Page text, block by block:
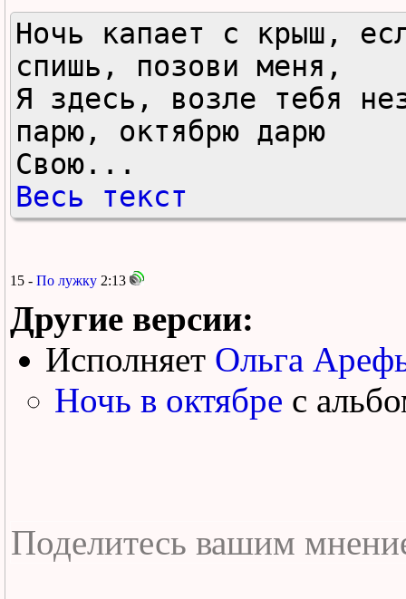
Ночь капает с крыш,
спишь, позови меня,
Я здесь, возле тебя
парю, октябрю дарю
Свою...
Весь текст
15 - По лужку 2:13
Другие версии:
Исполняет Ольга
Ночь в октябре с